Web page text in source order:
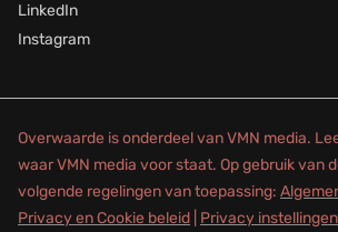
LinkedIn
Instagram
Overwaarde is onderdeel van VMN media.
waar VMN media voor staat. Op gebruik van
volgende regelingen van toepassing:
Privacy en Cookie beleid Privacy instellingen